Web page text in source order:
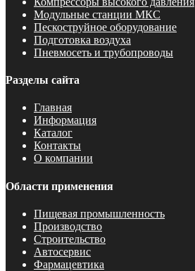
Модульные станции МКС
Пескоструйное оборудование
Подготовка воздуха
Пневмосеть и трубопроводы
Разделы сайта
Главная
Информация
Каталог
Контакты
О компании
Области применения
Пищевая промышленность
Производство
Строительство
Автосервис
Фармацевтика